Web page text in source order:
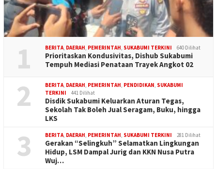
1 BERITA, DAERAH, PEMERINTAH, SUKABUMI TERKINI 640 Dilihat
Prioritaskan Kondusivitas, Dishub Sukabumi
Tempuh Mediasi Penataan Trayek Angkot 02
2 BERITA, DAERAH, PEMERINTAH, PENDIDIKAN, SUKABUMI
TERKINI
441 Dilihat
Disdik Sukabumi Keluarkan Aturan Tegas,
Sekolah Tak Boleh Jual Seragam, Buku, hingga
LKS
3 BERITA, DAERAH, PEMERINTAH, SUKABUMI TERKINI 281 Dilihat
Gerakan “Selingkuh” Selamatkan Lingkungan
Hidup, LSM Dampal Jurig dan KKN Nusa Putra
Wuj…